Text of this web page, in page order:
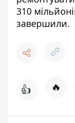
310
завершили.
👍 🔥